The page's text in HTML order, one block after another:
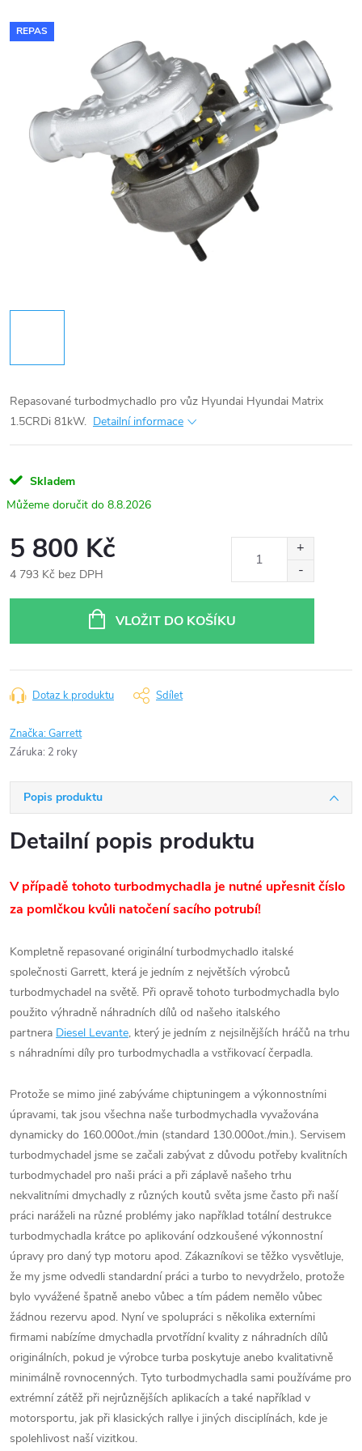
REPAS
Repasované turbodmychadlo pro vůz Hyundai Hyundai Matrix
1.5CRDi 81kW. Detailní informace
Skladem
8.8.2026
5 800 Kč
4 793 Kč bez DPH
VLOŽIT DO KOŠÍKU
Dotaz k produktu Sdílet
Značka:Garrett
Záruka: 2 roky
Popis produktu
Detailní popis produktu
V případě tohoto turbodmychadla je nutné upřesnit číslo
za pomlčkou kvůli natočení sacího potrubí!
Kompletně repasované originální turbodmychadlo italské
společnosti Garrett, která je jedním z největších výrobců
turbodmychadel na světě. Při opravě tohoto turbodmychadla bylo
použito výhradně náhradních dílů od našeho italského
partnera Diesel Levante, který je jedním z nejsilnějších hráčů na trhu
s náhradními díly pro turbodmychadla a vstřikovací čerpadla.
Protože se mimo jiné zabýváme chiptuningem a výkonnostními
úpravami, tak jsou všechna naše turbodmychadla vyvažována
dynamicky do 160.000ot./min (standard 130.000ot./min.). Servisem
turbodmychadel jsme se začali zabývat z důvodu potřeby kvalitních
turbodmychadel pro naši práci a při záplavě našeho trhu
nekvalitními dmychadly z různých koutů světa jsme často při naší
práci naráželi na různé problémy jako například totální destrukce
turbodmychadla krátce po aplikování odzkoušené výkonnostní
úpravy pro daný typ motoru apod. Zákazníkovi se těžko vysvětluje,
že my jsme odvedli standardní práci a turbo to nevydrželo, protože
bylo vyvážené špatně anebo vůbec a tím pádem nemělo vůbec
žádnou rezervu apod. Nyní ve spolupráci s několika externími
firmami nabízíme dmychadla prvotřídní kvality z náhradních dílů
originálních, pokud je výrobce turba poskytuje anebo kvalitativně
minimálně rovnocenných. Tyto turbodmychadla sami používáme pro
extrémní zátěž při nejrůznějších aplikacích a také například v
motorsportu, jak při klasických rallye i jiných disciplínách, kde je
spolehlivost naší vizitkou.